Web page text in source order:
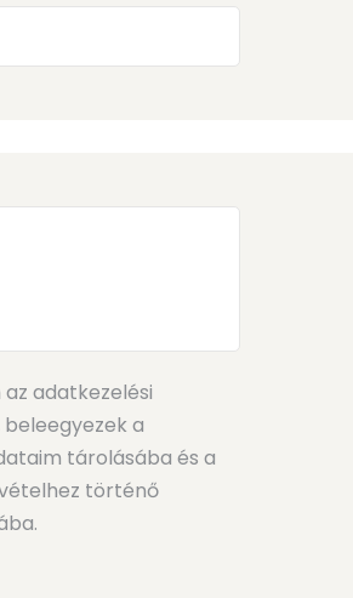
adatkezelési
a
tárolásába és a
történő